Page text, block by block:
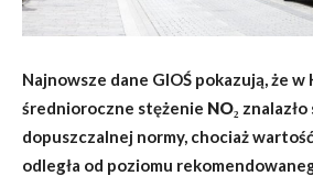
Najnowsze dane GIOŚ pokazują, że w
średnioroczne stężenie NO₂
dopuszczalnej normy, chociaż
odległa od poziomu